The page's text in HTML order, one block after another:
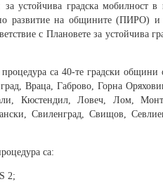
устойчива градска мобилност в
развитие на общините (ПИРО) и
с Плановете за устойчива
са 40-те градски
Враца, Габрово, Горна
Кюстендил, Ловеч, Лом,
Свиленград, Свищов,
са:
2;